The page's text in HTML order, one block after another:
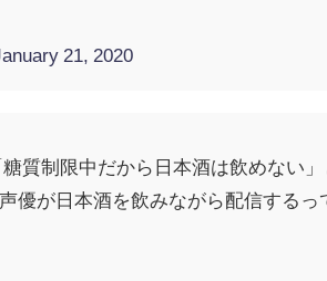
21, 2020
質制限中だから日本酒は飲めない
優が日本酒を飲みながら配信する